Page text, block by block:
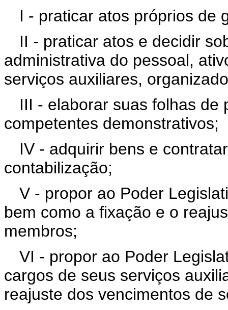
I - praticar atos próprios de
II - praticar atos e decidir
administrativa do pessoal,
serviços auxiliares,
III - elaborar suas folhas de
competentes demonstrativos;
IV - adquirir bens e
contabilização;
V - propor ao Poder
bem como a fixação e o
membros;
VI - propor ao Poder
cargos de seus serviços
reajuste dos vencimentos de